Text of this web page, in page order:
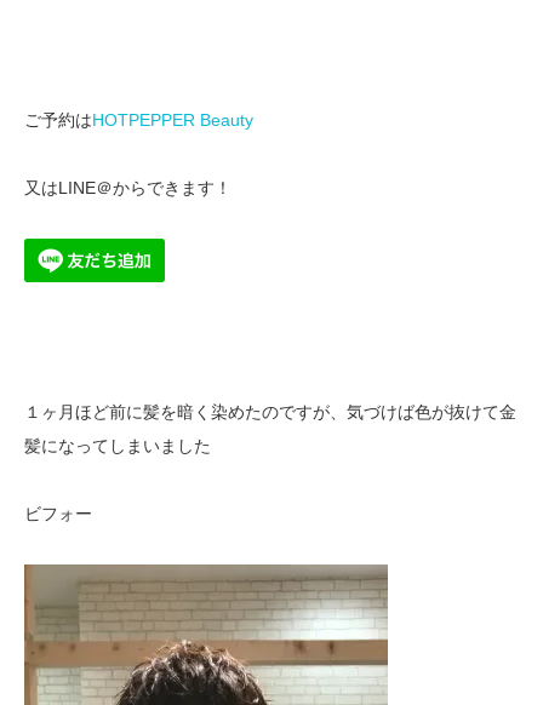
ご予約はHOTPEPPER Beauty
又はLINE＠からできます！
１ヶ月ほど前に髪を暗く染めたのですが、気づけば色が抜けて金
髪になってしまいました
ビフォー